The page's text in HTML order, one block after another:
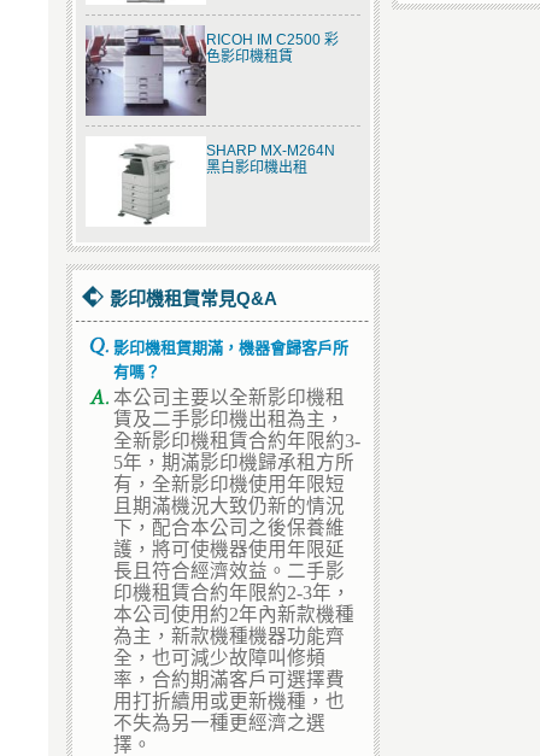
RICOH IM C2500 彩
色影印機租賃
SHARP MX-M264N
黑白影印機出租
影印機租賃常見Q&A
影印機租賃期滿，機器會歸客戶所
有嗎？
本公司主要以全新影印機租
賃及二手影印機出租為主，
全新影印機租賃合約年限約3-
5年，期滿影印機歸承租方所
有，全新影印機使用年限短
且期滿機況大致仍新的情況
下，配合本公司之後保養維
護，將可使機器使用年限延
長且符合經濟效益。二手影
印機租賃合約年限約2-3年，
本公司使用約2年內新款機種
為主，新款機種機器功能齊
全，也可減少故障叫修頻
率，合約期滿客戶可選擇費
用打折續用或更新機種，也
不失為另一種更經濟之選
擇。